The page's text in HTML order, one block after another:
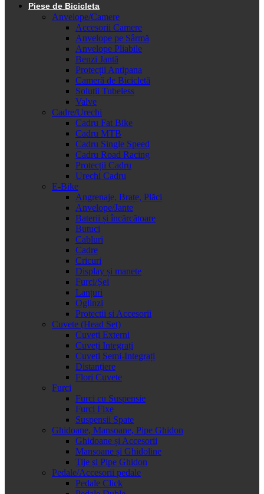
Piese de Bicicleta
Anvelope/Camere
Accesorii Camere
Anvelope pe Sârmă
Anvelope Pliabile
Benzi Jantă
Protecții Antipana
Cameră de Bicicletă
Soluții Tubeless
Valve
Cadre/Urechi
Cadru Fat Bike
Cadru MTB
Cadru Single Speed
Cadru Road Racing
Protecții Cadru
Urechi Cadru
E-Bike
Angrenaje, Brațe, Plăci
Anvelope/Jante
Baterii și încărcătoare
Butuci
Cabluri
Cadre
Cricuri
Display și manete
Furci/Șei
Lanțuri
Oglinzi
Protectii si Accesorii
Cuvete (Head Set)
Cuveți Externi
Cuveți Integrați
Cuveți Semi-Integrați
Distanțiere
Flori Cuvete
Furci
Furci cu Suspensie
Furci Fixe
Suspensii Spate
Ghidoane, Mansoane, Pipe Ghidon
Ghidoane și Accesorii
Mansoane și Ghidoline
Tije și Pipe Ghidon
Pedale/Accesorii pedale
Pedale Click